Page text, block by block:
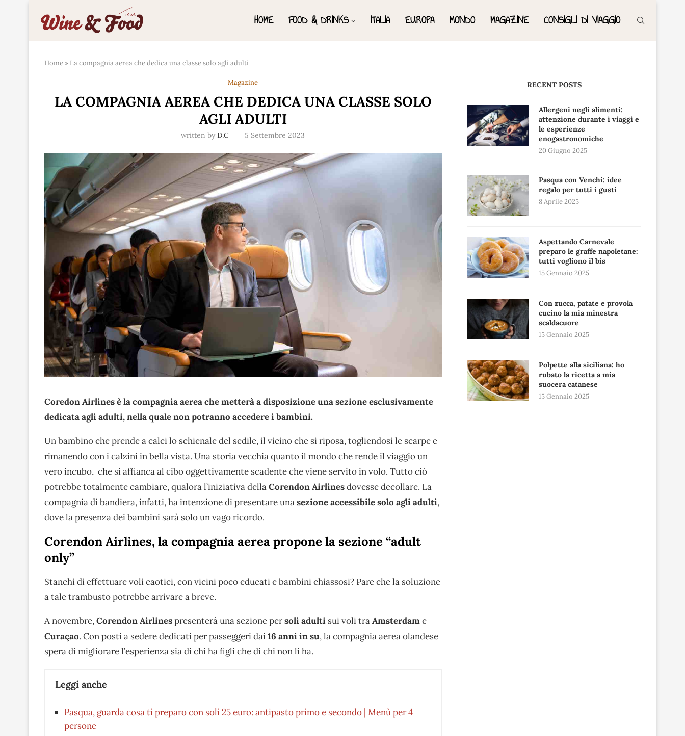
HOME FOOD & DRINKS ITALIA EUROPA MONDO MAGAZINE CONSIGLI DI VIAGGIO
Home » La compagnia aerea che dedica una classe solo agli adulti
Magazine
LA COMPAGNIA AEREA CHE DEDICA UNA CLASSE SOLO
AGLI ADULTI
written byD.C 5 Settembre 2023
Coredon Airlines è la compagnia aerea che metterà a disposizione una sezione esclusivamente
dedicata agli adulti, nella quale non potranno accedere i bambini.
Un bambino che prende a calci lo schienale del sedile, il vicino che si riposa, togliendosi le scarpe e
rimanendo con i calzini in bella vista. Una storia vecchia quanto il mondo che rende il viaggio un
vero incubo, che si affianca al cibo oggettivamente scadente che viene servito in volo. Tutto ciò
potrebbe totalmente cambiare, qualora l’iniziativa dellaCorendon Airlinesdovesse decollare. La
compagnia di bandiera, infatti, ha intenzione di presentare unasezione accessibile solo agli adulti,
dove la presenza dei bambini sarà solo un vago ricordo.
Corendon Airlines, la compagnia aerea propone la sezione “adult
only”
Stanchi di effettuare voli caotici, con vicini poco educati e bambini chiassosi? Pare che la soluzione
a tale trambusto potrebbe arrivare a breve.
A novembre,Corendon Airlinespresenterà una sezione persoli adulti sui voli traAmsterdame
Curaçao. Con posti a sedere dedicati per passeggeri dai16 anni in su, la compagnia aerea olandese
spera di migliorare l’esperienza sia di chi ha figli che di chi non li ha.
Leggi anche
Pasqua, guarda cosa ti preparo con soli 25 euro: antipasto primo e secondo | Menù per 4
persone
RECENT POSTS
Allergeni negli alimenti:
attenzione durante i viaggi e
le esperienze
enogastronomiche
20 Giugno 2025
Pasqua con Venchi: idee
regalo per tutti i gusti
8 Aprile 2025
Aspettando Carnevale
preparo le graffe napoletane:
tutti vogliono il bis
15 Gennaio 2025
Con zucca, patate e provola
cucino la mia minestra
scaldacuore
15 Gennaio 2025
Polpette alla siciliana: ho
rubato la ricetta a mia
suocera catanese
15 Gennaio 2025